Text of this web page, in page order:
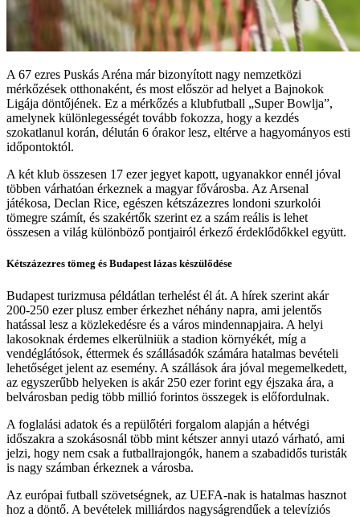
A 67 ezres Puskás Aréna már bizonyított nagy nemzetközi
mérkőzések otthonaként, és most először ad helyet a Bajnokok
Ligája döntőjének. Ez a mérkőzés a klubfutball „Super Bowlja”,
amelynek különlegességét tovább fokozza, hogy a kezdés
szokatlanul korán, délután 6 órakor lesz, eltérve a hagyományos esti
időpontoktól.
A két klub összesen 17 ezer jegyet kapott, ugyanakkor ennél jóval
többen várhatóan érkeznek a magyar fővárosba. Az Arsenal
játékosa, Declan Rice, egészen kétszázezres londoni szurkolói
tömegre számít, és szakértők szerint ez a szám reális is lehet
összesen a világ különböző pontjairól érkező érdeklődőkkel együtt.
Kétszázezres tömeg és Budapest lázas készülődése
Budapest turizmusa példátlan terhelést él át. A hírek szerint akár
200-250 ezer plusz ember érkezhet néhány napra, ami jelentős
hatással lesz a közlekedésre és a város mindennapjaira. A helyi
lakosoknak érdemes elkerülniük a stadion környékét, míg a
vendéglátósok, éttermek és szállásadók számára hatalmas bevételi
lehetőséget jelent az esemény. A szállások ára jóval megemelkedett,
az egyszerűbb helyeken is akár 250 ezer forint egy éjszaka ára, a
belvárosban pedig több millió forintos összegek is előfordulnak.
A foglalási adatok és a repülőtéri forgalom alapján a hétvégi
időszakra a szokásosnál több mint kétszer annyi utazó várható, ami
jelzi, hogy nem csak a futballrajongók, hanem a szabadidős turisták
is nagy számban érkeznek a városba.
Az európai futball szövetségnek, az UEFA-nak is hatalmas hasznot
hoz a döntő. A bevételek milliárdos nagyságrendűek a televíziós